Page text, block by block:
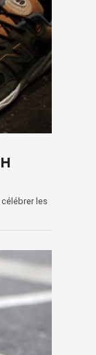
les